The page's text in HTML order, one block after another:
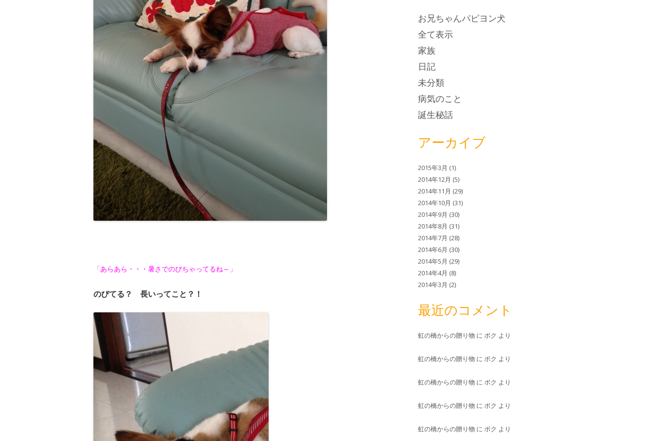
「あらあら・・・暑さでのびちゃってるね～」
のびてる？ 長いってこと？！
お兄ちゃんパピヨン犬
全て表示
家族
日記
未分類
病気のこと
誕生秘話
アーカイブ
2015年3月 (1)
2014年12月 (5)
2014年11月 (29)
2014年10月 (31)
2014年9月 (30)
2014年8月 (31)
2014年7月 (28)
2014年6月 (30)
2014年5月 (29)
2014年4月 (8)
2014年3月 (2)
最近のコメント
虹の橋からの贈り物 にボク より
虹の橋からの贈り物 にボク より
虹の橋からの贈り物 にボク より
虹の橋からの贈り物 にボク より
虹の橋からの贈り物 にボク より